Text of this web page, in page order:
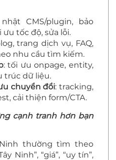
CMS/plugin, bảo
tốc độ, sửa lỗi.
trang dịch vụ, FAQ,
nhu cầu tìm kiếm.
: tối ưu onpage, entity,
trúc dữ liệu.
chuyển đổi: tracking,
cải thiện form/CTA.
cạnh tranh hơn bạn
thường tìm theo
Ninh”, “giá”, “uy tín”,